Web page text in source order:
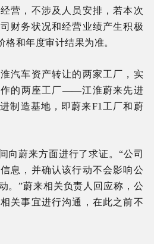
营，不涉及人员安排，若本次
财务状况和经营业绩产生积极
和年度审计结果为准。
汽车资产转让的两家工厂，实
作的两座工厂——江淮蔚来先进
制造基地，即蔚来F1工厂和蔚
向蔚来方面进行了求证。“公司
息，并确认该行动不会影响公
。”蔚来相关负责人回应称，公
关事宜进行沟通，在此之前不